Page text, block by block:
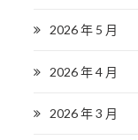
2026 年 5 月
2026 年 4 月
2026 年 3 月